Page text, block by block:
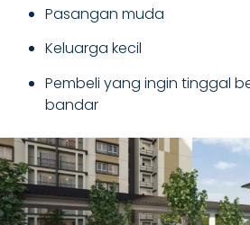
Pasangan muda
Keluarga kecil
Pembeli yang ingin tinggal
bandar